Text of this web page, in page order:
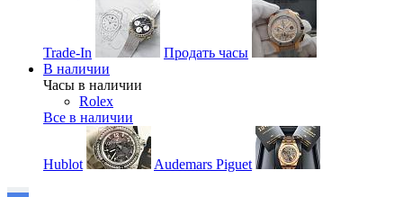
Trade-In
Продать часы
В наличии
Часы в наличии
Rolex
Все в наличии
Hublot Audemars Piguet